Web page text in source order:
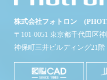
株式会社フォトロン
〒101-0051 東京都千代田区
神保町三井ビルディング21階